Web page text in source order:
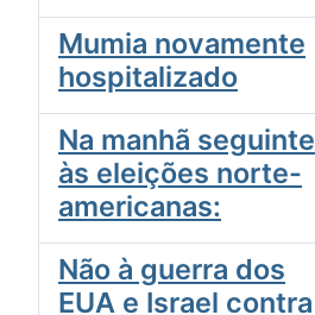
Mumia novamente
hospitalizado
Na manhã seguinte
às eleições norte-
americanas:
Não à guerra dos
EUA e Israel contra